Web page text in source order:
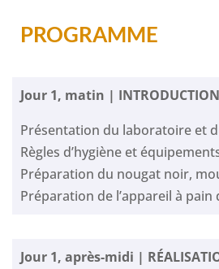
PROGRAMME
Jour 1, matin | INTRODUCTION
Présentation du laboratoire et
Règles d’hygiène et
Préparation du nougat noir,
Préparation de l’appareil à pain
Jour 1, après-midi |